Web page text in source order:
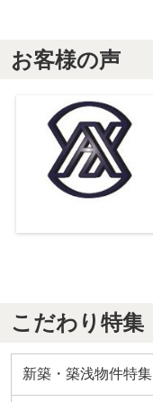
お客様の声
こだわり特集
新築・築浅物件特集